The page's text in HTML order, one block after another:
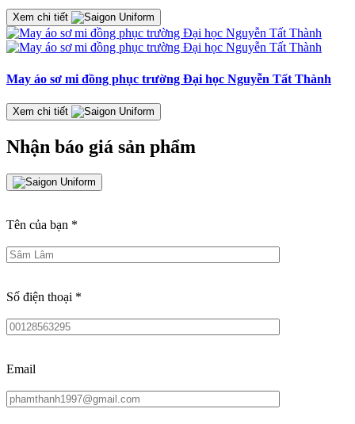
Xem chi tiết
May áo sơ mi đồng phục trường Đại học Nguyễn Tất Thành
Xem chi tiết
Nhận báo giá sản phẩm
Tên của bạn *
Số điện thoại *
Email